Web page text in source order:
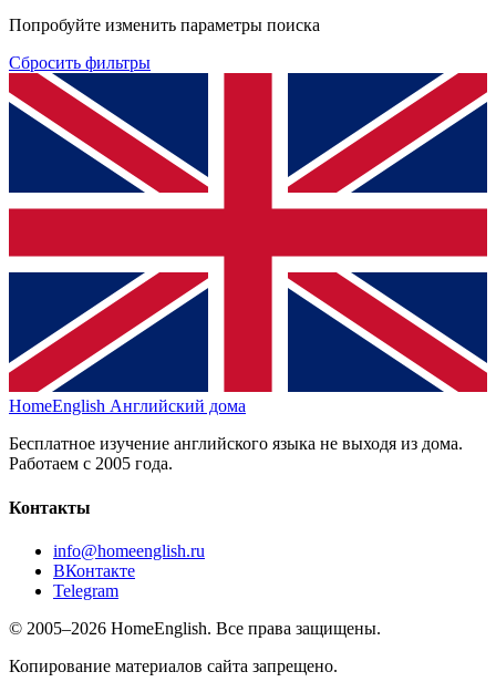
Попробуйте изменить параметры поиска
Сбросить фильтры
HomeEnglish Английский дома
Бесплатное изучение английского языка не выходя из дома.
Работаем с 2005 года.
Контакты
info@homeenglish.ru
ВКонтакте
Telegram
© 2005–2026 HomeEnglish. Все права защищены.
Копирование материалов сайта запрещено.